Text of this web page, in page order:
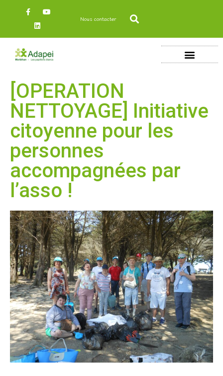
Nous contacter
[OPERATION
NETTOYAGE] Initiative
citoyenne pour les
personnes
accompagnées par
l’asso !